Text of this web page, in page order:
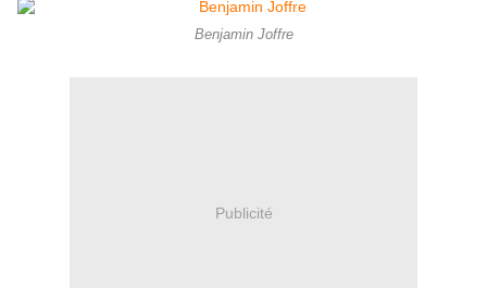
Benjamin Joffre
Publicité